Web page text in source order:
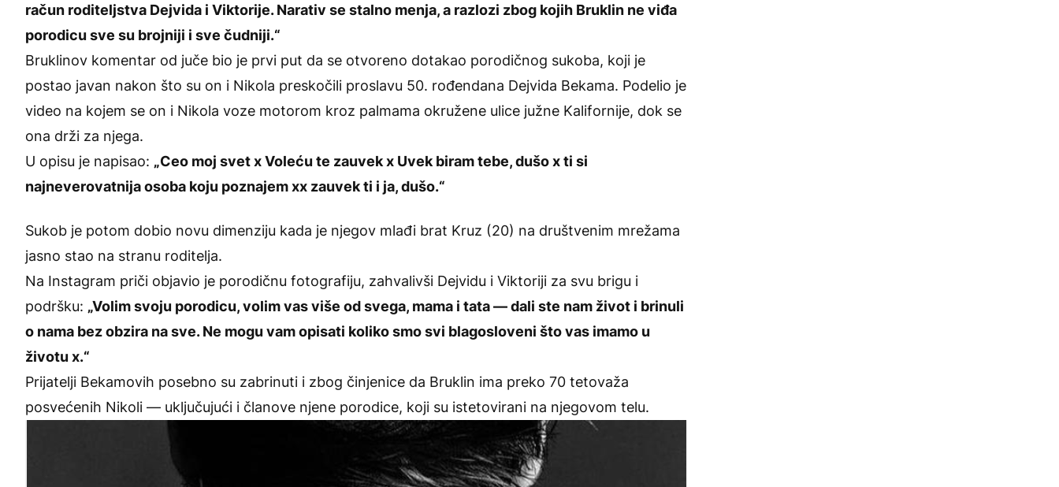
račun roditeljstva Dejvida i Viktorije. Narativ se stalno menja, a razlozi zbog kojih Bruklin ne viđa
porodicu sve su brojniji i sve čudniji.“
Bruklinov komentar od juče bio je prvi put da se otvoreno dotakao porodičnog sukoba, koji je
postao javan nakon što su on i Nikola preskočili proslavu 50. rođendana Dejvida Bekama. Podelio je
video na kojem se on i Nikola voze motorom kroz palmama okružene ulice južne Kalifornije, dok se
ona drži za njega.
U opisu je napisao: „Ceo moj svet x Voleću te zauvek x Uvek biram tebe, dušo x ti si
najneverovatnija osoba koju poznajem xx zauvek ti i ja, dušo.“
Sukob je potom dobio novu dimenziju kada je njegov mlađi brat Kruz (20) na društvenim mrežama
jasno stao na stranu roditelja.
Na Instagram priči objavio je porodičnu fotografiju, zahvalivši Dejvidu i Viktoriji za svu brigu i
podršku: „Volim svoju porodicu, volim vas više od svega, mama i tata — dali ste nam život i brinuli
o nama bez obzira na sve. Ne mogu vam opisati koliko smo svi blagosloveni što vas imamo u
životu x.“
Prijatelji Bekamovih posebno su zabrinuti i zbog činjenice da Bruklin ima preko 70 tetovaža
posvećenih Nikoli — uključujući i članove njene porodice, koji su istetovirani na njegovom telu.